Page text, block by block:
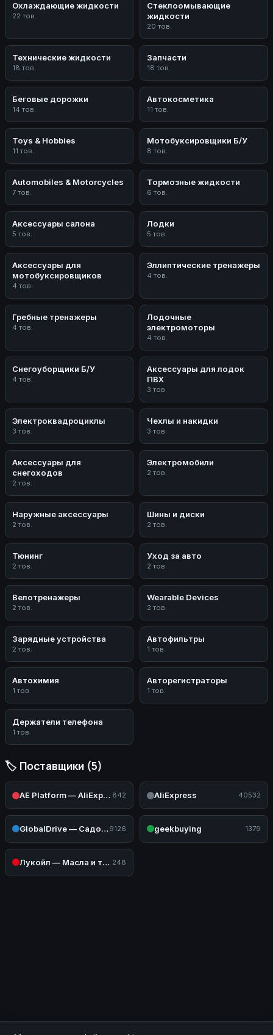
Охлаждающие жидкости
22 тов.
Стеклоомывающие
жидкости
20 тов.
Технические жидкости
18 тов.
Запчасти
18 тов.
Беговые дорожки
14 тов.
Автокосметика
11 тов.
Toys & Hobbies
11 тов.
Мотобуксировщики Б/У
8 тов.
Automobiles & Motorcycles
7 тов.
Тормозные жидкости
6 тов.
Аксессуары салона
5 тов.
Лодки
5 тов.
Аксессуары для
мотобуксировщиков
4 тов.
Эллиптические тренажеры
4 тов.
Гребные тренажеры
4 тов.
Лодочные
электромоторы
4 тов.
Снегоуборщики Б/У
4 тов.
Аксессуары для лодок
ПВХ
3 тов.
Электроквадроциклы
3 тов.
Чехлы и накидки
3 тов.
Аксессуары для
снегоходов
2 тов.
Электромобили
2 тов.
Наружные аксессуары
2 тов.
Шины и диски
2 тов.
Тюнинг
2 тов.
Уход за авто
2 тов.
Велотренажеры
2 тов.
Wearable Devices
2 тов.
Зарядные устройства
2 тов.
Автофильтры
1 тов.
Автохимия
1 тов.
Авторегистраторы
1 тов.
Держатели телефона
1 тов.
🏷️ Поставщики (5)
AE Platform — AliExpress (Авто) 842 AliExpress 40532
GlobalDrive — Садовая и силовая техника9126 geekbuying 1379
Лукойл — Масла и техжидкости 248